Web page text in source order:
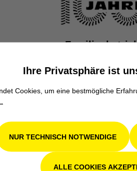
in 4. Generation für Kompetenz,
Ihre Privatsphäre ist
Cookies, um eine bestmögliche
NUR TECHNISCH NOTWENDIGE
ALLE COOKIES